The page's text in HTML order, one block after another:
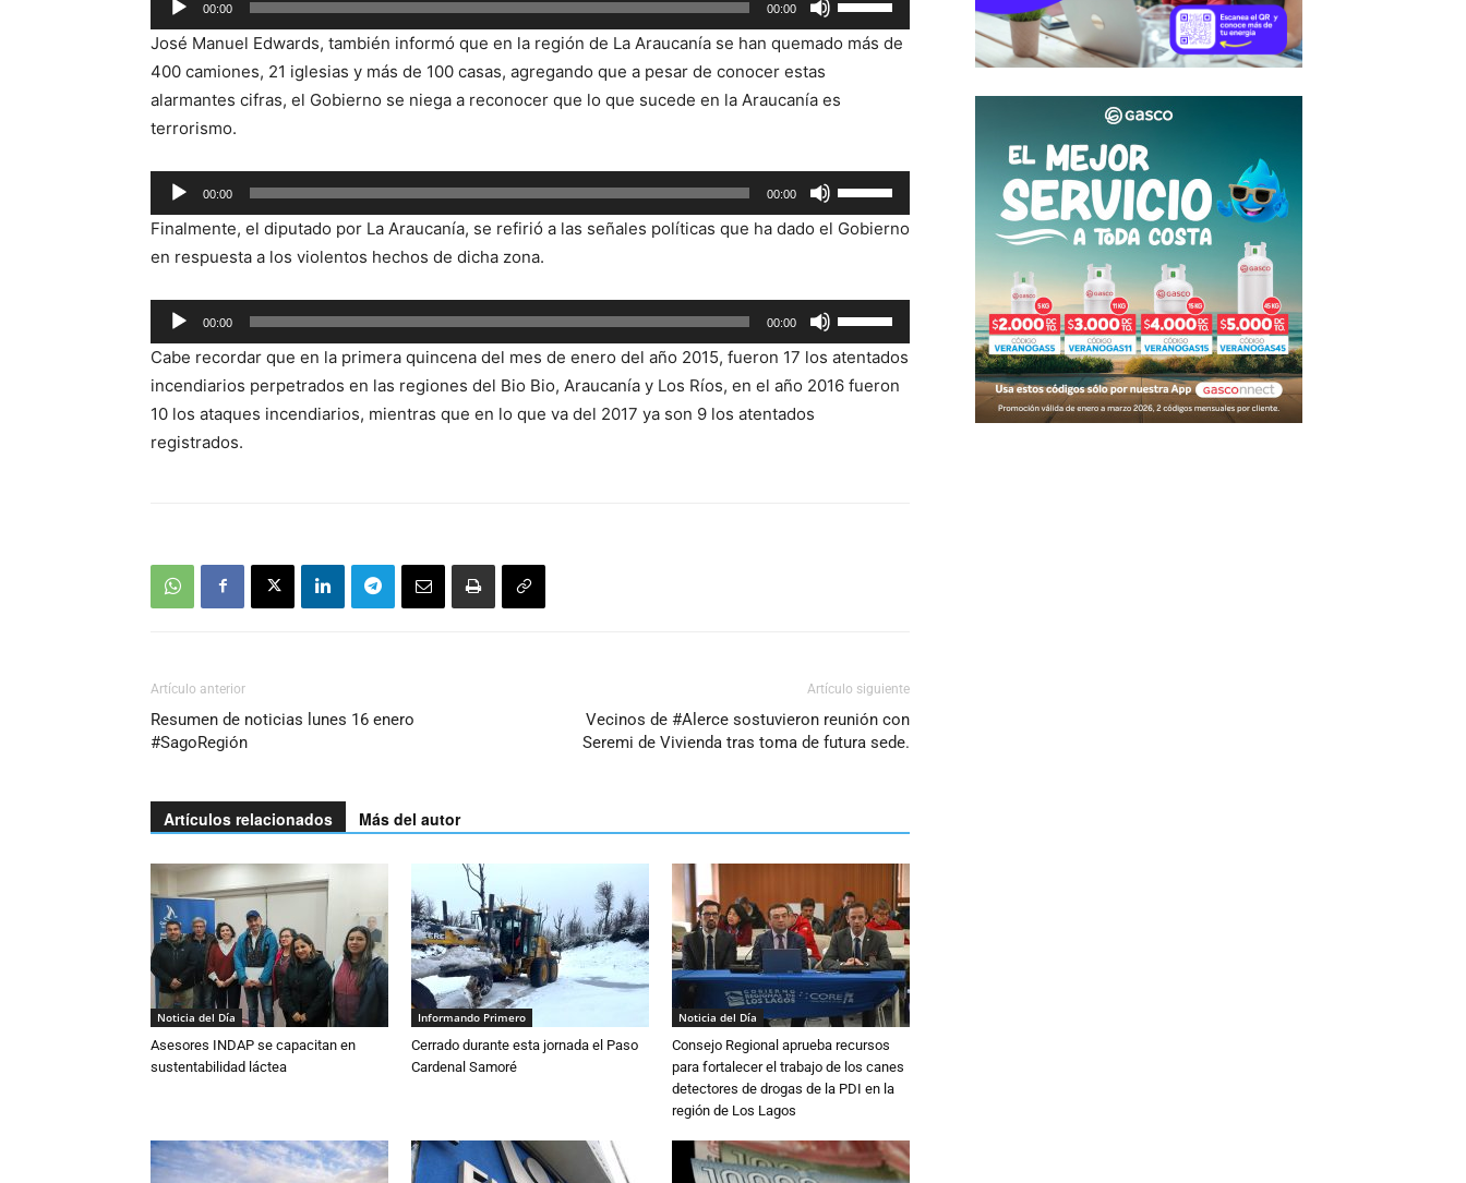
Reproductor
de
audio
00:00 00:00
las
teclas
flecha
para
aumentar
o
José Manuel Edwards, también informó que en la región de La Araucanía se han quemado más de
400 camiones, 21 iglesias y más de 100 casas, agregando que a pesar de conocer estas
alarmantes cifras, el Gobierno se niega a reconocer que lo que sucede en la Araucanía es
terrorismo.
Reproductor
de
audio
00:00 00:00
las
teclas
flecha
arriba/abajo
para
aumentar
Finalmente, el diputado por La Araucanía, se refirió a las señales políticas que ha dado el Gobierno
en respuesta a los violentos hechos de dicha zona.
Reproductor
de
audio
00:00 00:00
las
teclas
de
Cabe recordar que en la primera quincena del mes de enero del año 2015, fueron 17 los atentados
incendiarios perpetrados en las regiones del Bio Bio, Araucanía y Los Ríos, en el año 2016 fueron
10 los ataques incendiarios, mientras que en lo que va del 2017 ya son 9 los atentados
registrados.
Artículo anterior
Resumen de noticias lunes 16 enero
#SagoRegión
Artículo siguiente
Vecinos de #Alerce sostuvieron reunión con
Seremi de Vivienda tras toma de futura sede.
Artículos relacionados Más del autor
Noticia del Día
Asesores INDAP se capacitan en
sustentabilidad láctea
Informando Primero
Cerrado durante esta jornada el Paso
Cardenal Samoré
Noticia del Día
Consejo Regional aprueba recursos
para fortalecer el trabajo de los canes
detectores de drogas de la PDI en la
región de Los Lagos